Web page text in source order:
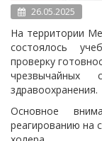
26.05.2025
На территории
состоялось
проверку
чрезвычайных
здравоохранения.
Основное
реагированию на